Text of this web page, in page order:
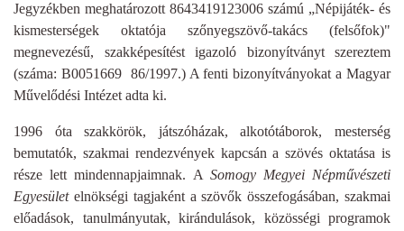
Jegyzékben meghatározott 8643419123006 számú „Népijáték- és
kismesterségek oktatója szőnyegszövő-takács (felsőfok)"
megnevezésű, szakképesítést igazoló bizonyítványt szereztem
(száma: B0051669 86/1997.) A fenti bizonyítványokat a Magyar
Művelődési Intézet adta ki.
1996 óta szakkörök, játszóházak, alkotótáborok, mesterség
bemutatók, szakmai rendezvények kapcsán a szövés oktatása is
része lett mindennapjaimnak. A Somogy Megyei Népművészeti
Egyesületelnökségi tagjaként a szövők összefogásában, szakmai
előadások, tanulmányutak, kirándulások, közösségi programok